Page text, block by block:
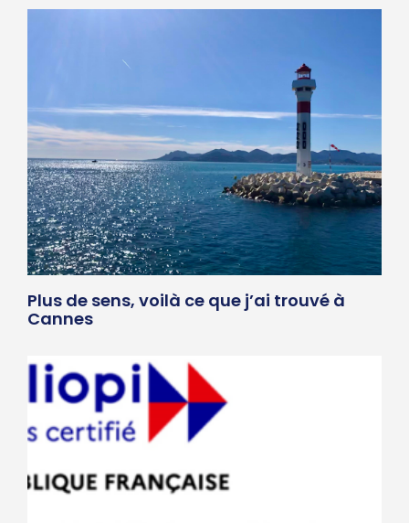
Plus de sens, voilà ce que j’ai trouvé à
Cannes